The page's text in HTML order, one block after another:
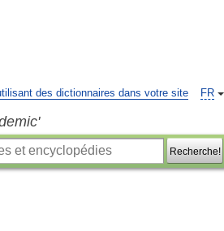
FR
des dictionnaires dans votre site
Recherche!